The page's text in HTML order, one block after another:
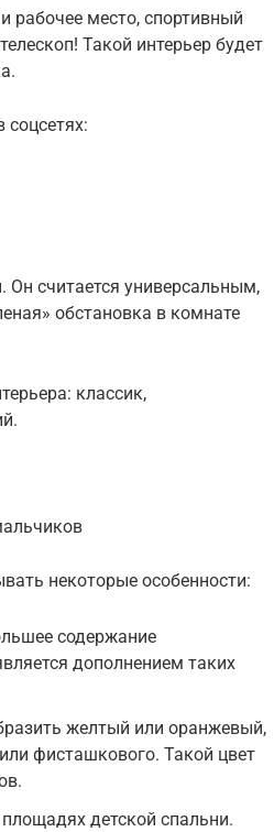
рабочее место, спортивный
Такой интерьер будет
Он считается универсальным,
обстановка в комнате
классик,
некоторые особенности:
содержание
дополнением таких
желтый или оранжевый,
фисташкового. Такой цвет
детской спальни.